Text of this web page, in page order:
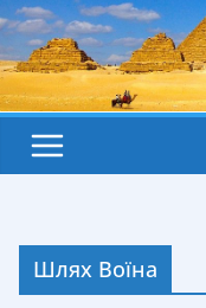
Шлях Воїна